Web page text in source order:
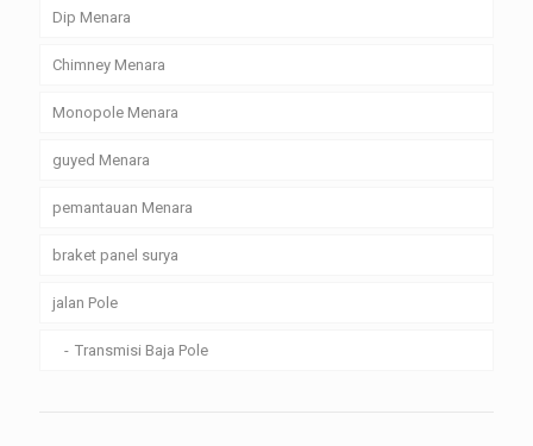
Dip Menara
Chimney Menara
Monopole Menara
guyed Menara
pemantauan Menara
braket panel surya
jalan Pole
Transmisi Baja Pole